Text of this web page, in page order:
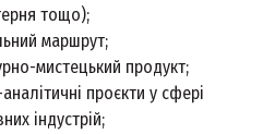
тощо);
маршрут;
мистецький продукт;
аналітичні проєкти у сфері
індустрій;